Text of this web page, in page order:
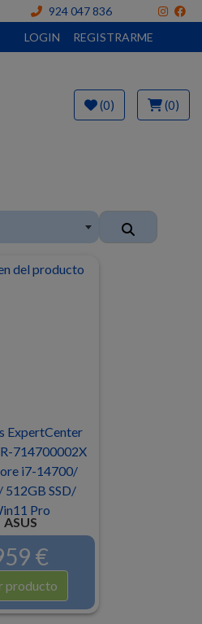
924 047 836
LOGIN REGISTRARME
(0) (0)
ExpertCenter
714700002X
i7-14700/
512GB SSD/
Pro
ASUS
€
producto